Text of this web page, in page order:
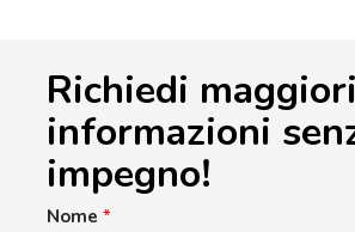
Richiedi maggiori
informazioni
impegno!
Nome *